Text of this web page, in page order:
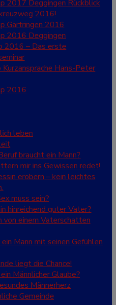
2017 Deggingen Rückblick
2016!
Gärtringen 2016
2016 Deggingen
2016 – Das erste
Kurzansprache Hans-Peter
2016
leben
braucht ein Mann?
mir ins Gewissen redet!
erobern – kein leichtes
muss sein?
hinreichend guter Vater?
von einem Vaterschatten
Mann mit seinen Gefühlen
liegt die Chance!
Männlicher Glaube?
Männerherz
Gemeinde